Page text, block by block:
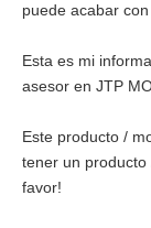
puede acabar
Esta es mi
asesor en JTP
Este producto /
tener un
favor!